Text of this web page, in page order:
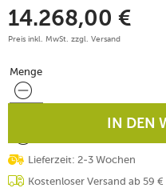
14.268,00 €
Preis inkl. MwSt. zzgl. Versand
Menge
Menge
IN DEN
Lieferzeit: 2-3 Wochen
Kostenloser Versand ab 59